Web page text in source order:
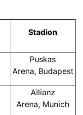
Stadion
Puskas
Arena, Budapest
Allianz
Arena, Munich